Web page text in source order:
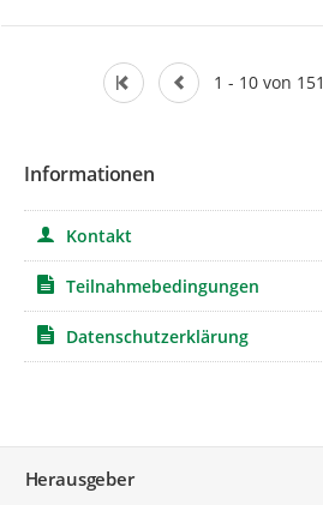
1 - 10 von 151
Informationen
Kontakt
Teilnahmebedingungen
Datenschutzerklärung
Herausgeber